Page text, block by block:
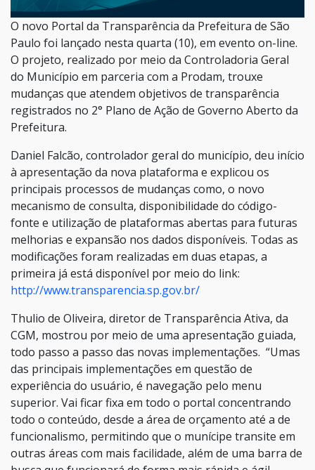
O novo Portal da Transparência da Prefeitura de São
Paulo foi lançado nesta quarta (10), em evento on-line.
O projeto, realizado por meio da Controladoria Geral
do Município em parceria com a Prodam, trouxe
mudanças que atendem objetivos de transparência
registrados no 2° Plano de Ação de Governo Aberto da
Prefeitura.
Daniel Falcão, controlador geral do município, deu início
à apresentação da nova plataforma e explicou os
principais processos de mudanças como, o novo
mecanismo de consulta, disponibilidade do código-
fonte e utilização de plataformas abertas para futuras
melhorias e expansão nos dados disponíveis. Todas as
modificações foram realizadas em duas etapas, a
primeira já está disponível por meio do link:
http://www.transparencia.sp.gov.br/
Thulio de Oliveira, diretor de Transparência Ativa, da
CGM, mostrou por meio de uma apresentação guiada,
todo passo a passo das novas implementações. “Umas
das principais implementações em questão de
experiência do usuário, é navegação pelo menu
superior. Vai ficar fixa em todo o portal concentrando
todo o conteúdo, desde a área de orçamento até a de
funcionalismo, permitindo que o munícipe transite em
outras áreas com mais facilidade, além de uma barra de